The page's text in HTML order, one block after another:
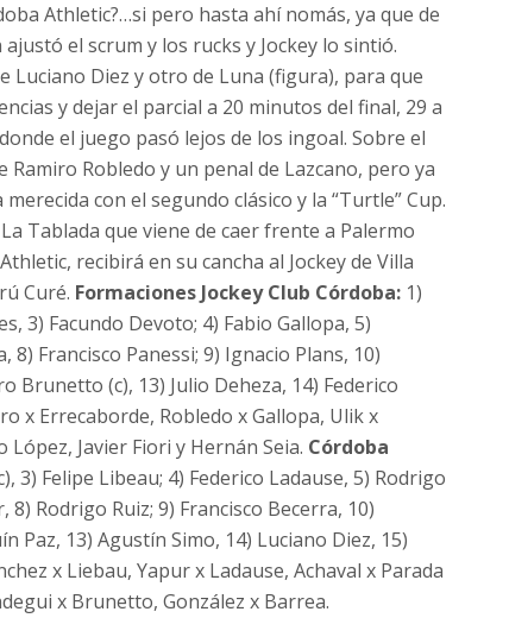
Athletic?…si pero hasta ahí nomás, ya que de
el scrum y los rucks y Jockey lo sintió.
Luciano Diez y otro de Luna (figura), para que
y dejar el parcial a 20 minutos del final, 29 a
el juego pasó lejos de los ingoal. Sobre el
Robledo y un penal de Lazcano, pero ya
con el segundo clásico y la “Turtle” Cup.
Tablada que viene de caer frente a Palermo
recibirá en su cancha al Jockey de Villa
Curé. Formaciones Jockey Club Córdoba: 1)
3) Facundo Devoto; 4) Fabio Gallopa, 5)
Francisco Panessi; 9) Ignacio Plans, 10)
Brunetto (c), 13) Julio Deheza, 14) Federico
x Errecaborde, Robledo x Gallopa, Ulik x
López, Javier Fiori y Hernán Seia. Córdoba
3) Felipe Libeau; 4) Federico Ladause, 5) Rodrigo
Rodrigo Ruiz; 9) Francisco Becerra, 10)
Paz, 13) Agustín Simo, 14) Luciano Diez, 15)
x Liebau, Yapur x Ladause, Achaval x Parada
x Brunetto, González x Barrea.